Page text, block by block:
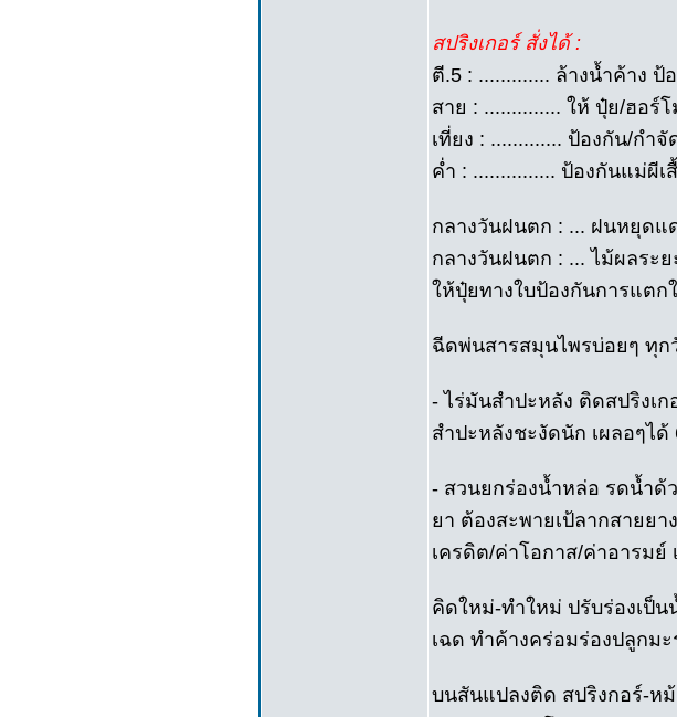
สปริงเกอร์ สั่งได้ :
ตี.5 : ............. ล้างน้ำค้าง
สาย : .............. ให้ ปุ๋ย/ฮอร์
เที่ยง : ............. ป้องกัน/กำ
ค่ำ : ............... ป้องกันแม่ผี
กลางวันฝนตก : ... ฝนหยุด
กลางวันฝนตก : ... ไม้ผลระ
ให้ปุ๋ยทางใบป้องกันการแตก
ฉีดพ่นสารสมุนไพรบ่อยๆ ทุก
- ไร่มันสำปะหลัง ติดสปริงเ
สำปะหลังชะงัดนัก เผลอๆได้
- สวนยกร่องน้ำหล่อ รดน้ำด้ว
ยา ต้องสะพายเป้ลากสายย
เครดิต/ค่าโอกาส/ค่าอารมย์
คิดใหม่-ทำใหม่ ปรับร่องเป็น
เฉด ทำค้างคร่อมร่องปลูกม
บนสันแปลงติด สปริงกอร์-ห